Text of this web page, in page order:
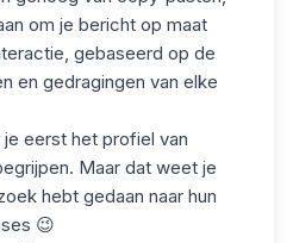
om je bericht op maat
gebaseerd op de
en gedragingen van elke
eerst het profiel van
Maar dat weet je
hebt gedaan naar hun
😉